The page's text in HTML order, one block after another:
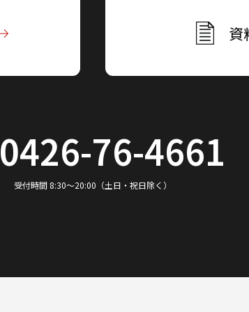
資
0426-76-4661
受付時間 8:30～20:00（土日・祝日除く）